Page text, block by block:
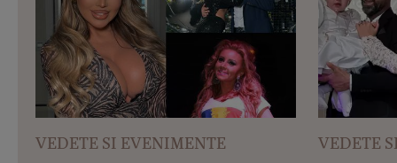
VEDETE SI EVENIMENTE VEDETE